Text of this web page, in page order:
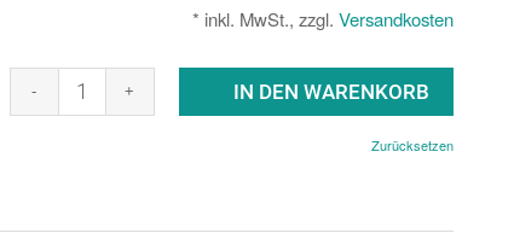
Zurücksetzen
* inkl. MwSt., zzgl. Versandkosten
IN DEN WARENKORB